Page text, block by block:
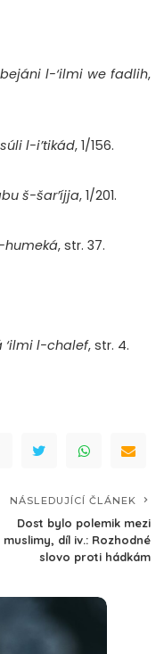
bejáni l-‘ilmi we fadlih,
l-i’tikád, 1/156.
š-šar’íjja, 1/201.
humeká, str. 37.
‘ilmi l-chalef, str. 4.
NÁSLEDUJÍCÍ ČLÁNEK
Dost bylo polemik mezi
muslimy, díl iv.: Rozhodné
slovo proti hádkám